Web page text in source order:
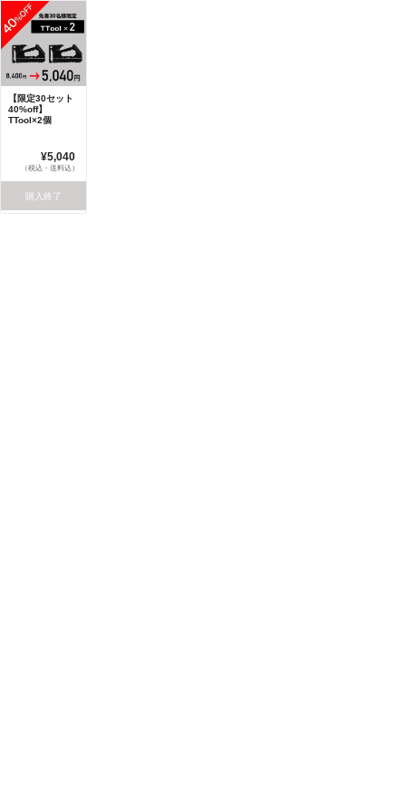
【限定30セット
40%off】
TTool×2個
¥5,040
（税込・送料込）
購入終了